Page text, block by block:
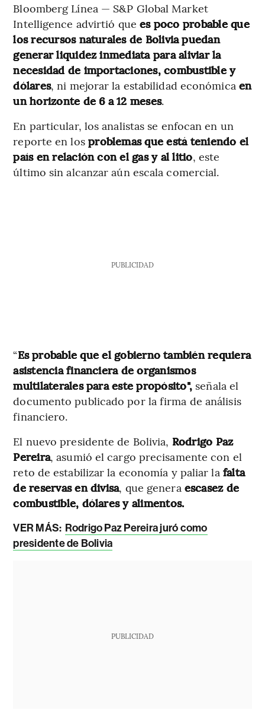
Bloomberg Línea — S&P Global Market
Intelligence advirtió que es poco probable que
los recursos naturales de Bolivia puedan
generar liquidez inmediata para aliviar la
necesidad de importaciones, combustible y
dólares, ni mejorar la estabilidad económica en
un horizonte de 6 a 12 meses.
En particular, los analistas se enfocan en un
reporte en losproblemas que está teniendo el
país en relación con el gas y al litio, este
último sin alcanzar aún escala comercial.
PUBLICIDAD
“Es probable que el gobierno también requiera
asistencia financiera de organismos
multilaterales para este propósito", señala el
documento publicado por la firma de análisis
financiero.
El nuevo presidente de Bolivia, Rodrigo Paz
Pereira, asumió el cargo precisamente con el
reto de estabilizar la economía y paliar lafalta
de reservas en divisa, que genera escasez de
combustible, dólares y alimentos.
VER MÁS: Rodrigo Paz Pereira juró como
presidente de Bolivia
PUBLICIDAD